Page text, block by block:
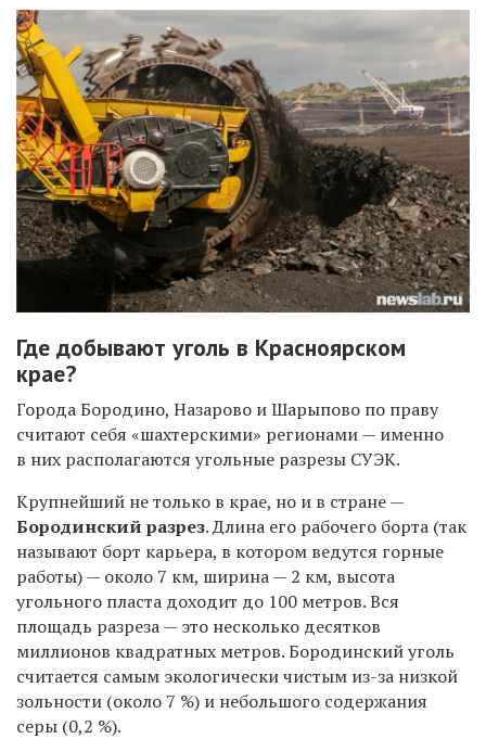
Где добывают уголь в Красноярском
крае?
Города Бородино, Назарово и Шарыпово по праву
считают себя «шахтерскими» регионами — именно
в них располагаются угольные разрезы СУЭК.
Крупнейший не только в крае, но и в стране —
Бородинский разрез. Длина его рабочего борта (так
называют борт карьера, в котором ведутся горные
работы) — около 7 км, ширина — 2 км, высота
угольного пласта доходит до 100 метров. Вся
площадь разреза — это несколько десятков
миллионов квадратных метров. Бородинский уголь
считается самым экологически чистым из-за низкой
зольности (около 7 %) и небольшого содержания
серы (0,2 %).